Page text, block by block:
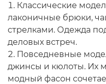
Классические
лаконичные брюки,
стрелками. Одежда
деловых встреч.
Повседневные
джинсы и кюлоты. Их
модный фасон